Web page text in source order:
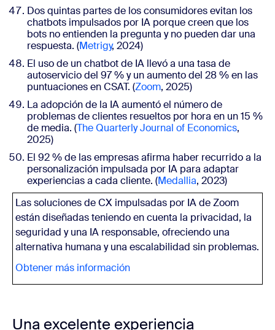
Dos quintas partes de los consumidores evitan los
chatbots impulsados por IA porque creen que los
bots no entienden la pregunta y no pueden dar una
respuesta. (Metrigy, 2024)
El uso de un chatbot de IA llevó a una tasa de
autoservicio del 97 % y un aumento del 28 % en las
puntuaciones en CSAT. (Zoom, 2025)
La adopción de la IA aumentó el número de
problemas de clientes resueltos por hora en un 15 %
de media. (The Quarterly Journal of Economics,
2025)
El 92 % de las empresas afirma haber recurrido a la
personalización impulsada por IA para adaptar
experiencias a cada cliente. (Medallia, 2023)
Lassoluciones de CX impulsadas por IA de Zoom
están diseñadas teniendo en cuenta la privacidad, la
seguridad y una IA responsable, ofreciendo una
alternativa humana y una escalabilidad sin problemas.
Obtener más información
Una excelente experiencia